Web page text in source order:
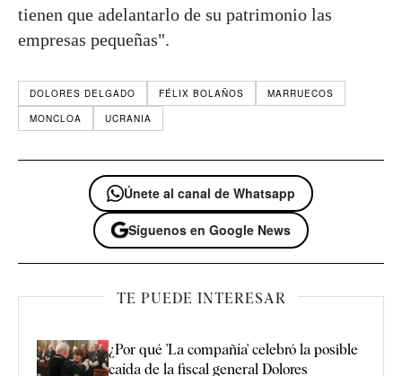
tienen que adelantarlo de su patrimonio las
empresas pequeñas".
DOLORES DELGADO FÉLIX BOLAÑOS
MARRUECOS
MONCLOA
UCRANIA
Únete al canal de Whatsapp
Síguenos en Google News
TE PUEDE INTERESAR
¿Por qué 'La compañía' celebró la posible
caída de la fiscal general Dolores